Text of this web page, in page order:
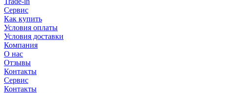
Сервис
Как купить
Условия оплаты
Условия доставки
Компания
О нас
Отзывы
Контакты
Сервис
Контакты